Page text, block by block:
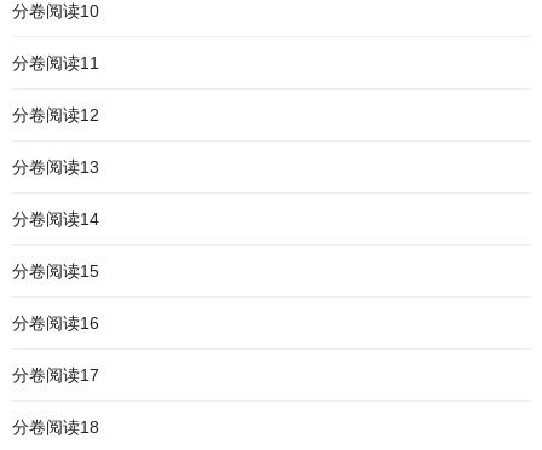
分卷阅读10
分卷阅读11
分卷阅读12
分卷阅读13
分卷阅读14
分卷阅读15
分卷阅读16
分卷阅读17
分卷阅读18